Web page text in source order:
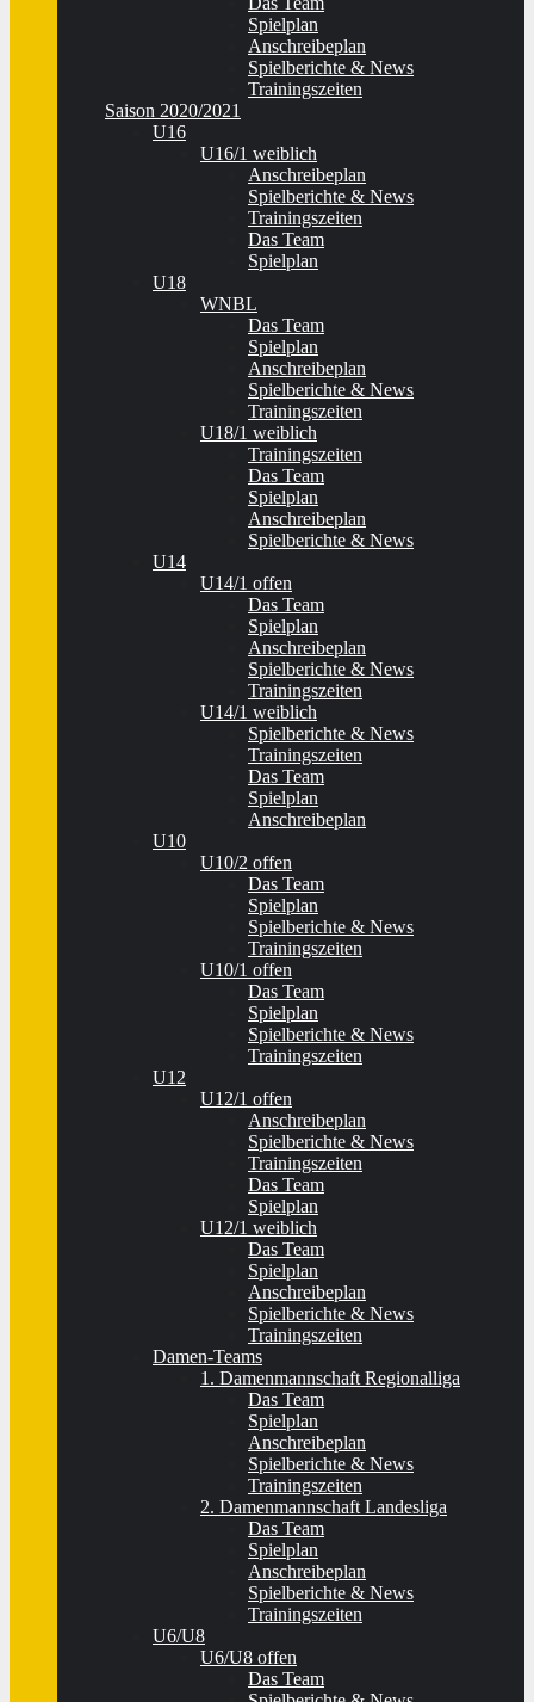
Spielplan
Anschreibeplan
Spielberichte & News
Trainingszeiten
Saison 2020/2021
U16
U16/1 weiblich
Anschreibeplan
Spielberichte & News
Trainingszeiten
Das Team
Spielplan
U18
WNBL
Das Team
Spielplan
Anschreibeplan
Spielberichte & News
Trainingszeiten
U18/1 weiblich
Trainingszeiten
Das Team
Spielplan
Anschreibeplan
Spielberichte & News
U14
U14/1 offen
Das Team
Spielplan
Anschreibeplan
Spielberichte & News
Trainingszeiten
U14/1 weiblich
Spielberichte & News
Trainingszeiten
Das Team
Spielplan
Anschreibeplan
U10
U10/2 offen
Das Team
Spielplan
Spielberichte & News
Trainingszeiten
U10/1 offen
Das Team
Spielplan
Spielberichte & News
Trainingszeiten
U12
U12/1 offen
Anschreibeplan
Spielberichte & News
Trainingszeiten
Das Team
Spielplan
U12/1 weiblich
Das Team
Spielplan
Anschreibeplan
Spielberichte & News
Trainingszeiten
Damen-Teams
1. Damenmannschaft Regionalliga
Das Team
Spielplan
Anschreibeplan
Spielberichte & News
Trainingszeiten
2. Damenmannschaft Landesliga
Das Team
Spielplan
Anschreibeplan
Spielberichte & News
Trainingszeiten
U6/U8
U6/U8 offen
Das Team